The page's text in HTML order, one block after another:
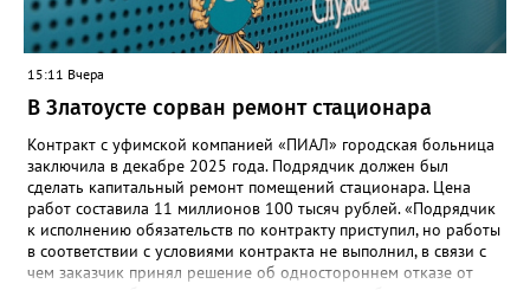
15:11 Вчера
В Златоусте сорван ремонт стационара
Контракт с уфимской компанией «ПИАЛ» городская больница
заключила в декабре 2025 года. Подрядчик должен был
сделать капитальный ремонт помещений стационара. Цена
работ составила 11 миллионов 100 тысяч рублей. «Подрядчик
к исполнению обязательств по контракту приступил, но работы
в соответствии с условиями контракта не выполнил, в связи с
чем заказчик принял решение об одностороннем отказе от